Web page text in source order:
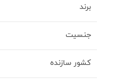
برند
جنسیت
کشور سازنده